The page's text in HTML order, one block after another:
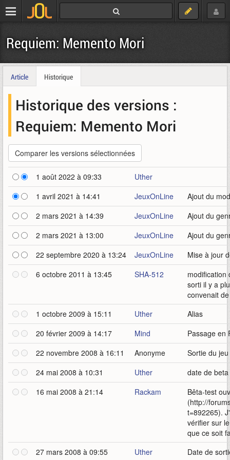
Requiem: Memento Mori
Article Historique
Historique des versions :
Requiem: Memento Mori
1 août 2022 à 09:33
Uther
1 avril 2021 à 14:41
JeuxOnLine
Ajout du
2 mars 2021 à 14:39
JeuxOnLine
Ajout du
2 mars 2021 à 13:00
JeuxOnLine
Ajout du
22 septembre 2020 à 13:24
JeuxOnLine
Mise à jour
6 octobre 2011 à 13:45
SHA-512
modification
sorti il y a
convenait
1 octobre 2009 à 15:11
Uther
Alias
20 février 2009 à 14:17
Mind
Passage en
22 novembre 2008 à 16:11
Anonyme
Sortie du
24 mai 2008 à 10:31
Uther
date de beta
16 mai 2008 à 21:14
Rackam
Bêta-test
(http://
t=892265).
vérifier sur
que ce soit
27 mars 2008 à 09:55
Uther Date de